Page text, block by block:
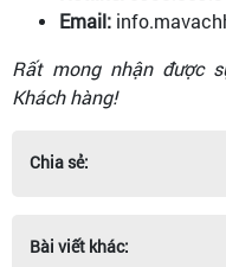
Email:
Rất mong nhận được
Khách hàng!
Chia sẻ:
Bài viết khác: